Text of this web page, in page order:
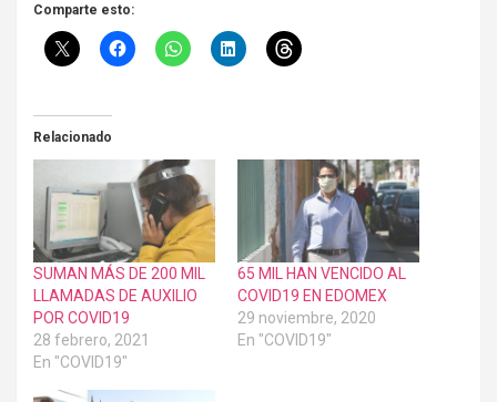
Comparte esto:
Relacionado
SUMAN MÁS DE 200 MIL
LLAMADAS DE AUXILIO
POR COVID19
28 febrero, 2021
En "COVID19"
65 MIL HAN VENCIDO AL
COVID19 EN EDOMEX
29 noviembre, 2020
En "COVID19"